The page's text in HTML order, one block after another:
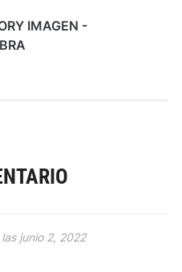
IMAGEN -
junio 2, 2022